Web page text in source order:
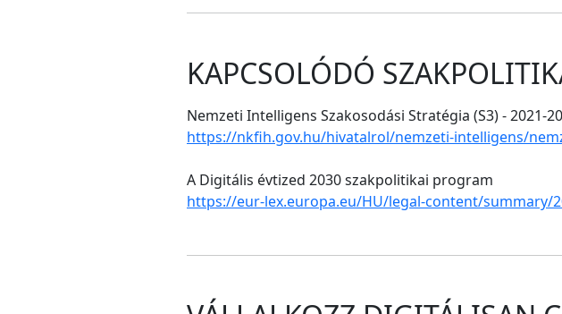
KAPCSOLÓDÓ
Nemzeti Intelligens Szakosodási Stratégia (S3) - 2021-
https://nkfih.gov.hu/hivatalrol/nemzeti-intelligens/
A Digitális évtized 2030 szakpolitikai program
https://eur-lex.europa.eu/HU/legal-content/summary/